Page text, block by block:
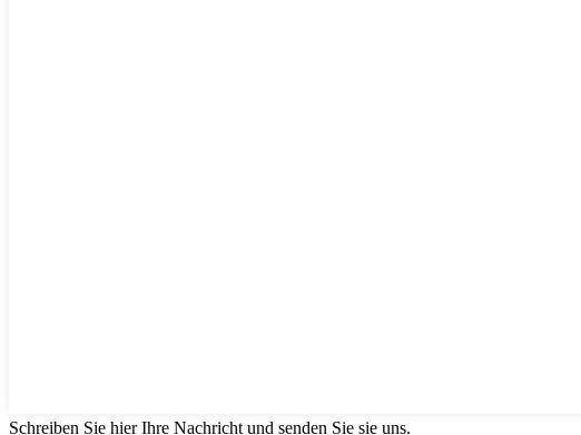
Schreiben Sie hier Ihre Nachricht und senden Sie sie uns.